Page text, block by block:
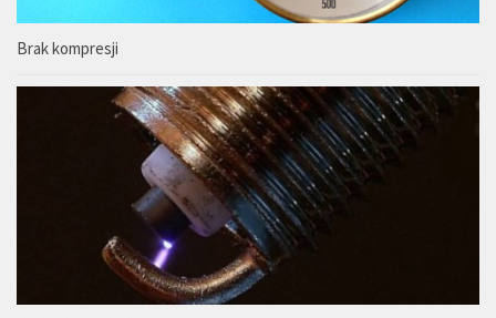
Brak kompresji